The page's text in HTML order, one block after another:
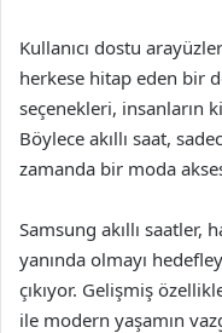
Kullanıcı dostu
herkese hitap eden bir
seçenekleri, insanların
Böylece akıllı saat,
zamanda bir moda
Samsung akıllı saatler,
yanında olmayı
çıkıyor. Gelişmiş
ile modern yaşamın